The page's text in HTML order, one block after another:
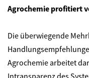
Agrochemie profitiert
Die überwiegende
Agrochemie arbeitet